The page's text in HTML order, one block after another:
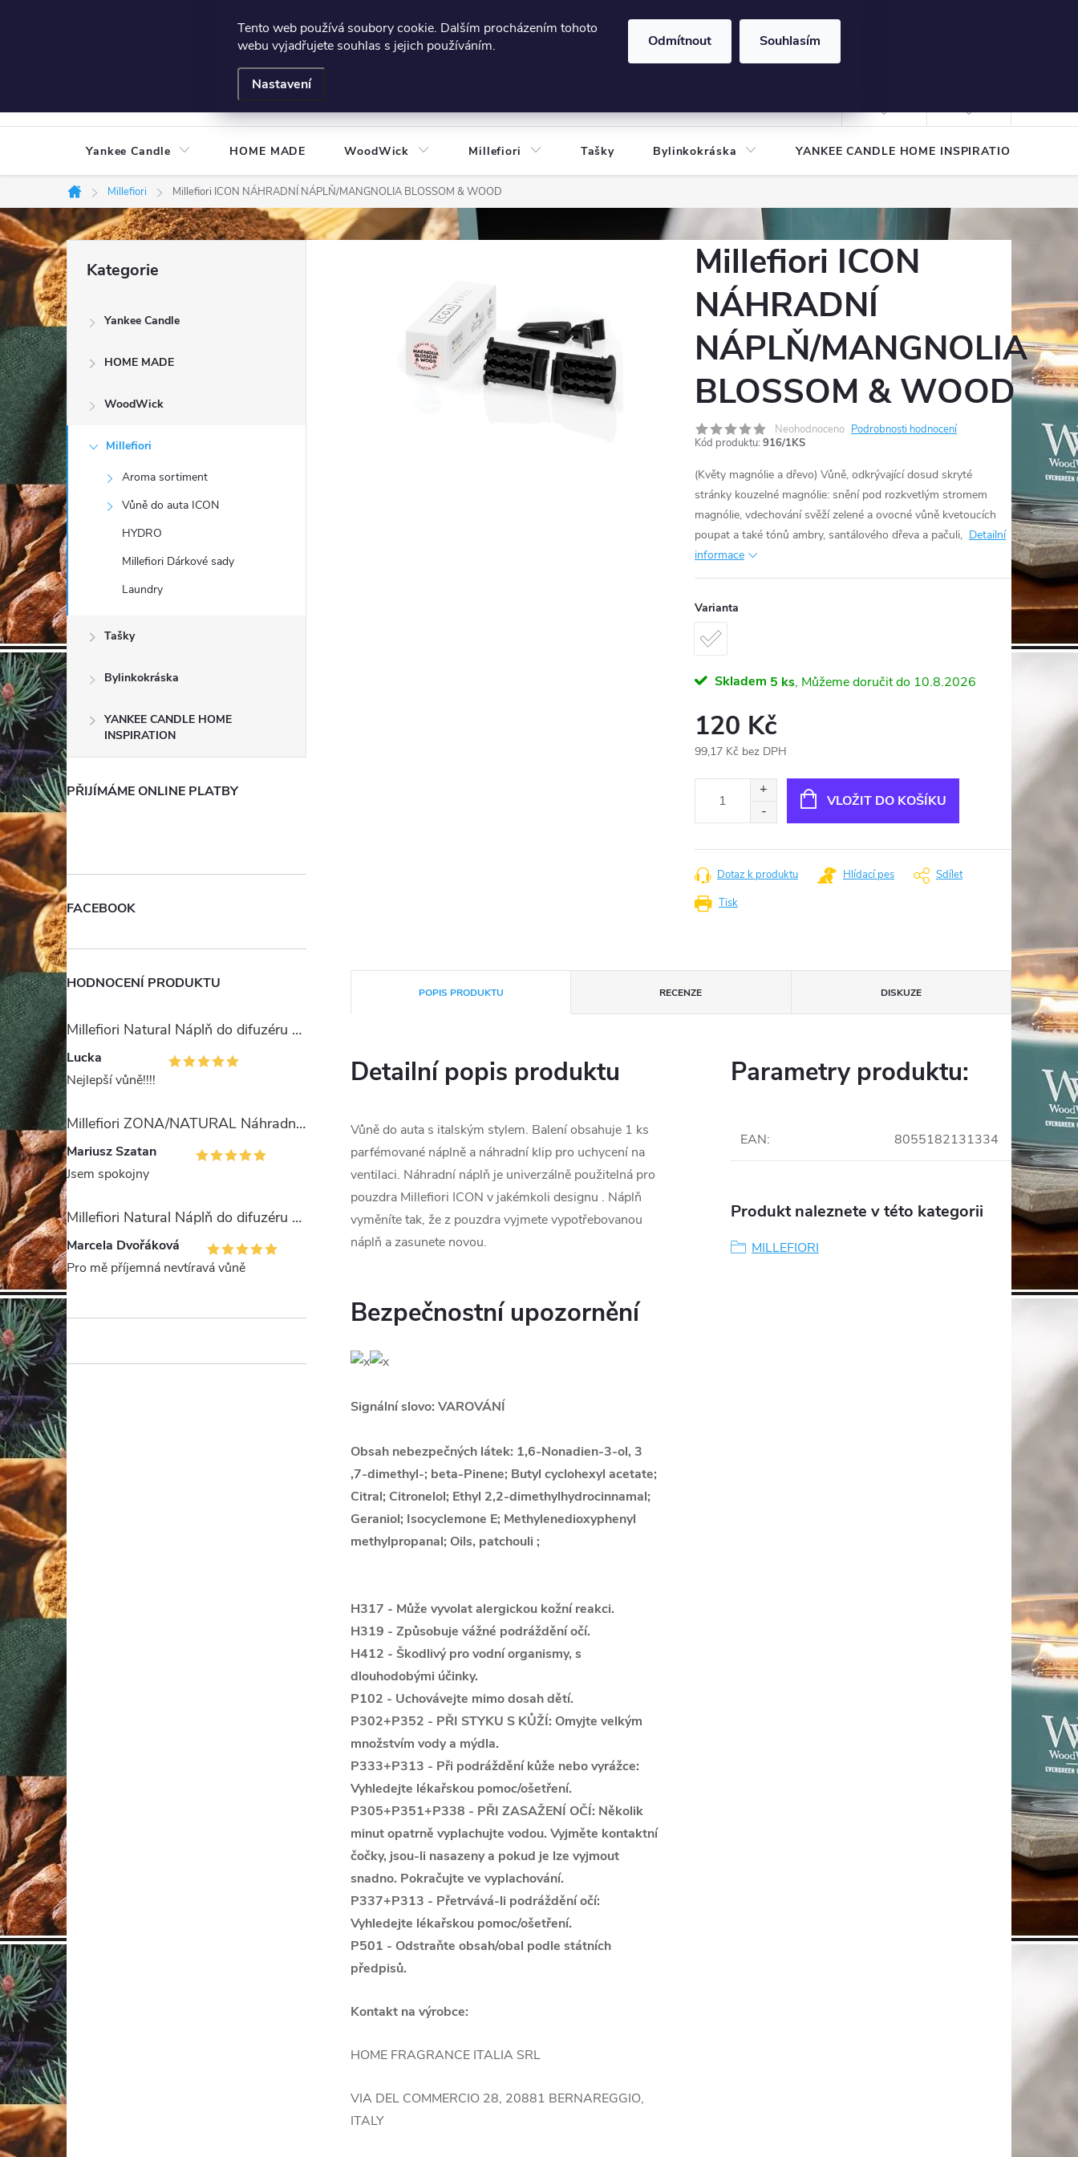
Tento web používá soubory cookie. Dalším procházením tohoto
webu vyjadřujete souhlas s jejich používáním.
Nastavení
Odmítnout Souhlasím
606124443
Podmínky e-shopu Podmínky ochrany osobních údajů
Yankee Candle HOME MADE WoodWick Millefiori Tašky Bylinkokráska YANKEE CANDLE HOME INSPIRATION
Domů
Millefiori Millefiori ICON NÁHRADNÍ NÁPLŇ/MANGNOLIA BLOSSOM & WOOD
P
o
s
r
a
n
n
í
p
a
n
e
l
kategorie
Kategorie
Yankee Candle
HOME MADE
WoodWick
Millefiori
Aroma sortiment
Vůně do auta ICON
HYDRO
Millefiori Dárkové sady
Laundry
Tašky
Bylinkokráska
YANKEE CANDLE HOME
INSPIRATION
PŘIJÍMÁME ONLINE PLATBY
FACEBOOK
HODNOCENÍ PRODUKTU
Millefiori Natural Náplň do difuzéru 250ml/Ambra & Rosa
Lucka
Nejlepší vůně!!!!
Millefiori ZONA/NATURAL Náhradní stébla pro difuzér 100ml
Mariusz Szatan
Jsem spokojny
Millefiori Natural Náplň do difuzéru 250ml/Legni e Fiori ďArancio
Marcela Dvořáková
Pro mě příjemná nevtíravá vůně
Millefiori ICON
NÁHRADNÍ
NÁPLŇ/MANGNOLIA
BLOSSOM & WOOD
Neohodnoceno Podrobnosti hodnocení
Kód produktu: 916/1KS
(Květy magnólie a dřevo) Vůně, odkrývající dosud skryté
stránky kouzelné magnólie: snění pod rozkvetlým stromem
magnólie, vdechování svěží zelené a ovocné vůně kvetoucích
poupat a také tónů ambry, santálového dřeva a pačuli, Detailní
informace
Varianta
Skladem 5 ks 10.8.2026
120 Kč
99,17 Kč bez DPH
VLOŽIT DO KOŠÍKU
Tisk
Dotaz k produktu Hlídací pes Sdílet
POPIS PRODUKTU RECENZE DISKUZE
Detailní popis produktu
Vůně do auta s italským stylem. Balení obsahuje 1 ks
parfémované náplně a náhradní klip pro uchycení na
ventilaci. Náhradní náplň je univerzálně použitelná pro
pouzdra Millefiori ICON v jakémkoli designu . Náplň
vyměníte tak, že z pouzdra vyjmete vypotřebovanou
náplň a zasunete novou.
Bezpečnostní upozornění
Signální slovo: VAROVÁNÍ
Obsah nebezpečných látek: 1,6-Nonadien-3-ol, 3
,7-dimethyl-; beta-Pinene; Butyl cyclohexyl acetate;
Citral; Citronelol; Ethyl 2,2-dimethylhydrocinnamal;
Geraniol; Isocyclemone E; Methylenedioxyphenyl
methylpropanal; Oils, patchouli ;
H317 - Může vyvolat alergickou kožní reakci.
H319 - Způsobuje vážné podráždění očí.
H412 - Škodlivý pro vodní organismy, s
dlouhodobými účinky.
P102 - Uchovávejte mimo dosah dětí.
P302+P352 - PŘI STYKU S KŮŽÍ: Omyjte velkým
množstvím vody a mýdla.
P333+P313 - Při podráždění kůže nebo vyrážce:
Vyhledejte lékařskou pomoc/ošetření.
P305+P351+P338 - PŘI ZASAŽENÍ OČÍ: Několik
minut opatrně vyplachujte vodou. Vyjměte kontaktní
čočky, jsou-li nasazeny a pokud je lze vyjmout
snadno. Pokračujte ve vyplachování.
P337+P313 - Přetrvává-li podráždění očí:
Vyhledejte lékařskou pomoc/ošetření.
P501 - Odstraňte obsah/obal podle státních
předpisů.
Kontakt na výrobce:
HOME FRAGRANCE ITALIA SRL
VIA DEL COMMERCIO 28, 20881 BERNAREGGIO,
ITALY
Parametry produktu:
EAN: 8055182131334
Produkt naleznete v této kategorii
MILLEFIORI